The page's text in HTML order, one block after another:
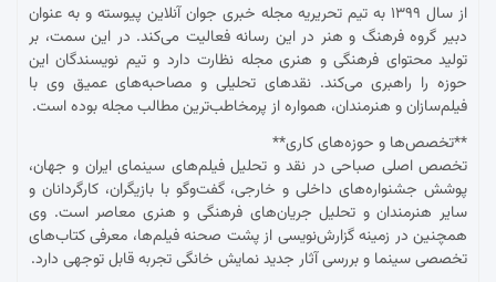
از سال ۱۳۹۹ به تیم تحریریه مجله خبری جوان آنلاین پیوسته و به عنوان
دبیر گروه فرهنگ و هنر در این رسانه فعالیت می‌کند. در این سمت، بر
تولید محتوای فرهنگی و هنری مجله نظارت دارد و تیم نویسندگان این
حوزه را راهبری می‌کند. نقدهای تحلیلی و مصاحبه‌های عمیق وی با
فیلم‌سازان و هنرمندان، همواره از پرمخاطب‌ترین مطالب مجله بوده است.
**تخصص‌ها و حوزه‌های کاری**
تخصص اصلی صباحی در نقد و تحلیل فیلم‌های سینمای ایران و جهان،
پوشش جشنواره‌های داخلی و خارجی، گفت‌وگو با بازیگران، کارگردانان و
سایر هنرمندان و تحلیل جریان‌های فرهنگی و هنری معاصر است. وی
همچنین در زمینه گزارش‌نویسی از پشت صحنه فیلم‌ها، معرفی کتاب‌های
تخصصی سینما و بررسی آثار جدید نمایش خانگی تجربه قابل توجهی دارد.